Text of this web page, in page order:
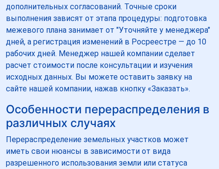
дополнительных согласований. Точные сроки
выполнения зависят от этапа процедуры: подготовка
межевого плана занимает от "Уточняйте у менеджера"
дней, а регистрация изменений в Росреестре — до 10
рабочих дней. Менеджер нашей компании сделает
расчет стоимости после консультации и изучения
исходных данных. Вы можете оставить заявку на
сайте нашей компании, нажав кнопку «Заказать».
Особенности перераспределения в
различных случаях
Перераспределение земельных участков может
иметь свои нюансы в зависимости от вида
разрешенного использования земли или статуса